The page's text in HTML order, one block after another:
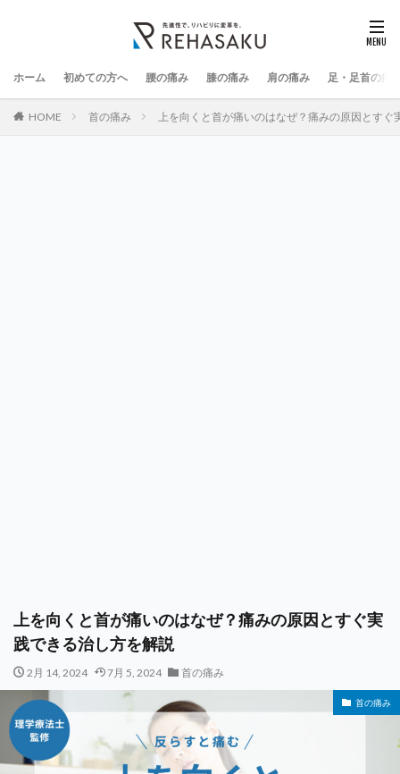
ホーム 初めての方へ 腰の痛み 膝の痛み 肩の痛み 足・足首の痛
HOME 首の痛み 上を向くと首が痛いのはなぜ？痛みの原因とすぐ
上を向くと首が痛いのはなぜ？痛みの原因とすぐ実
践できる治し方を解説
2月 14, 2024 7月 5, 2024 首の痛み
首の痛み